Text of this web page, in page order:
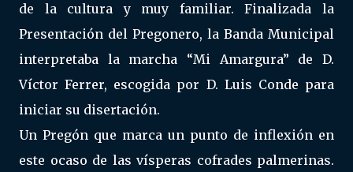
de la cultura y muy familiar. Finalizada la
Presentación del Pregonero, la Banda Municipal
interpretaba la marcha “Mi Amargura” de D.
Víctor Ferrer, escogida por D. Luis Conde para
iniciar su disertación.
Un Pregón que marca un punto de inflexión en
este ocaso de las vísperas cofrades palmerinas.